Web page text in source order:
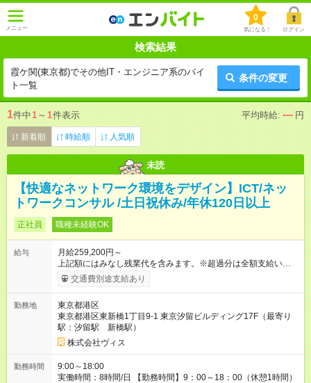
メニュー
0
気になる！ ログイン
検索結果
霞ケ関(東京都)でその他IT・エンジニア系のバイ
ト一覧
条件の変更
1件中1 ～ 1件表示 平均時給: --- 円
新着順 時給順 人気順
未読
【快適なネットワーク環境をデザイン】ICT/ネッ
トワークコンサル /土日祝休み/年休120日以上
正社員 職種未経験OK
給与
月給259,200円～
上記額にはみなし残業代を含みます。※超過分は全額支給いたし
ます。 みなし残業代 19,200円 以上／月 みなし残業時間 10時間
／月 月給259,200円～＋賞与年2回（成績・業績による） ※あな
代（月10時間分、1万9,200円～）を含みます。※超過分は全額
支給します 【試用期間】試用期間あり 試用期間の長さ：6ヶ月
雇用形態、給与は本採用時と同じです。
交通費別途支給あり
勤務地
東京都港区
東京都港区東新橋1丁目9-1 東京汐留ビルディング17F（最寄り
駅：汐留駅 新橋駅）
株式会社ヴィス
勤務時間
9:00～18:00
実働時間：8時間/日 【勤務時間】9：00～18：00（休憩1時間）